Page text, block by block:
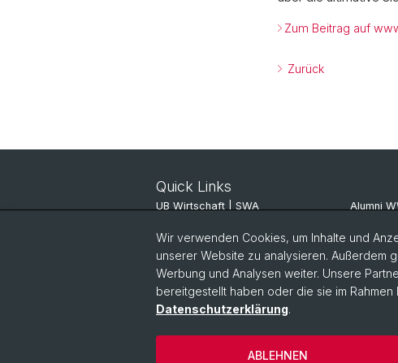
Zum Beitrag auf
Zurück
Quick Links
UB Wirtschaft | SWA
ITSC JBH
Alumni
Alumni
SVG Basel
Wir verwenden Cookies, um Inhalte und
unserer Website zu analysieren. Außerdem
Werbung und Analysen weiter. Unsere
bereitgestellt haben oder die sie im
Datenschutzerklärung.
ABLEHNEN